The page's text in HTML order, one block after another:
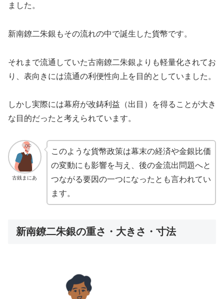
ました。
新南鐐二朱銀もその流れの中で誕生した貨幣です。
それまで流通していた古南鐐二朱銀よりも軽量化されてお
り、表向きには流通の利便性向上を目的としていました。
しかし実際には幕府が改鋳利益（出目）を得ることが大き
な目的だったと考えられています。
古銭まにあ
このような貨幣政策は幕末の経済や金銀比価
の変動にも影響を与え、後の金流出問題へと
つながる要因の一つになったとも言われてい
ます。
新南鐐二朱銀の重さ・大きさ・寸法